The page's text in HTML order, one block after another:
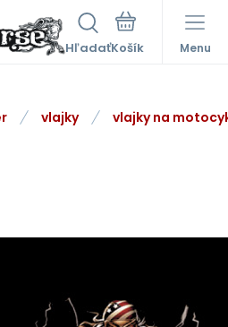
Hľadať Menu
vlajky vlajky na